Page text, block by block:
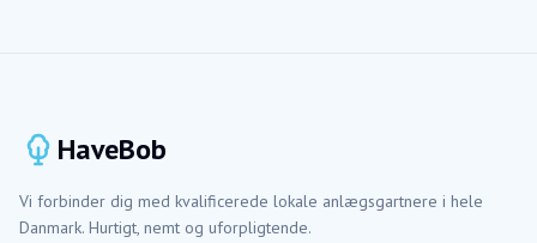
HaveBob
Vi forbinder dig med kvalificerede lokale anlægsgartnere i hele
Danmark. Hurtigt, nemt og uforpligtende.